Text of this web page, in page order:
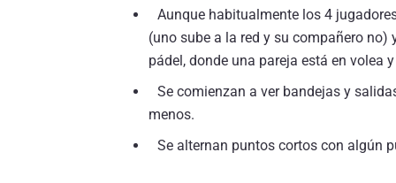
Aunque habitualmente los 4
(uno sube a la red y su compañero
pádel, donde una pareja está en volea
Se comienzan a ver bandejas y
menos.
Se alternan puntos cortos con algún